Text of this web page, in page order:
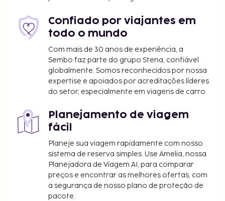
casamento.
Confiado por viajantes em
todo o mundo
Com mais de 30 anos de experiência, a
Sembo faz parte do grupo Stena, confiável
globalmente. Somos reconhecidos por nossa
expertise e apoiados por acreditações líderes
do setor, especialmente em viagens de carro.
Planejamento de viagem
fácil
Planeje sua viagem rapidamente com nosso
sistema de reserva simples. Use Amelia, nossa
Planejadora de Viagem AI, para comparar
preços e encontrar as melhores ofertas, com
a segurança de nosso plano de proteção de
pacote.